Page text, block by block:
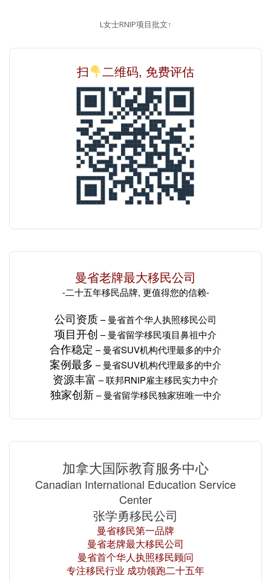
L女士RNIP项目批文↑
扫 二维码, 免费评估
曼省老牌最大移民公司
-二十五年移民品牌, 更值得您的信赖-
公司资质– 曼省首个华人执照移民公司
项目开创 – 曼省留学移民项目鼻祖中介
合作稳定 – 曼省SUV机构代理最多的中介
案例最多 – 曼省SUV机构代理最多的中介
资源丰富 – 联邦RNIP雇主移民实力中介
独家创新– 曼省留学移民独家班唯一中介
加拿大国际教育服务中心
Canadian International Education Service
Center
张学勇移民公司
曼省移民第一品牌
曼省老牌最大移民公司
曼省首个华人执照移民顾问
专注移民行业 成功领跑二十五年